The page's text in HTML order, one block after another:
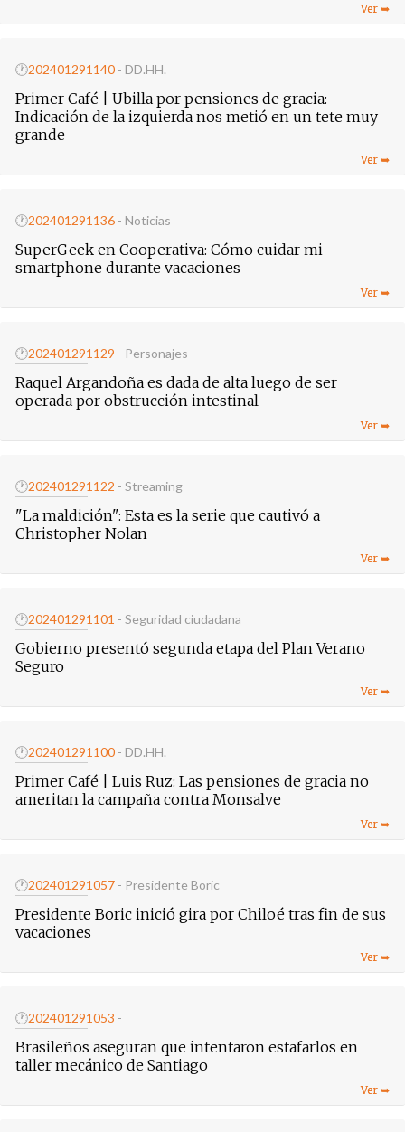
🕐202401291140 - DD.HH.
Primer Café | Ubilla por pensiones de gracia:
Indicación de la izquierda nos metió en un tete muy
grande
🕐202401291136 - Noticias
SuperGeek en Cooperativa: Cómo cuidar mi
smartphone durante vacaciones
🕐202401291129 - Personajes
Raquel Argandoña es dada de alta luego de ser
operada por obstrucción intestinal
🕐202401291122 - Streaming
"La maldición": Esta es la serie que cautivó a
Christopher Nolan
🕐202401291101 - Seguridad ciudadana
Gobierno presentó segunda etapa del Plan Verano
Seguro
🕐202401291100 - DD.HH.
Primer Café | Luis Ruz: Las pensiones de gracia no
ameritan la campaña contra Monsalve
🕐202401291057 - Presidente Boric
Presidente Boric inició gira por Chiloé tras fin de sus
vacaciones
🕐202401291053 -
Brasileños aseguran que intentaron estafarlos en
taller mecánico de Santiago